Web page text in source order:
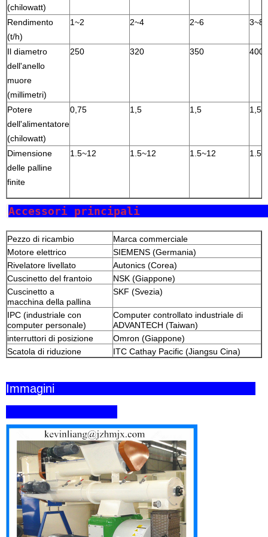
(chilowatt)
Rendimento
(t/h)
1~2 2~4 2~6 3~8
Il diametro
dell'anello
muore
(millimetri)
250 320 350 400
Potere
dell'alimentatore
(chilowatt)
0,75 1,5 1,5 1,5
Dimensione
delle palline
finite
1.5~12 1.5~12 1.5~12
Accessori
Pezzo di ricambio
Marca commerciale
Motore elettrico
SIEMENS (Germania)
Rivelatore livellato
Autonics (Corea)
Cuscinetto del frantoio
NSK (Giappone)
Cuscinetto a
macchina della pallina
SKF (Svezia)
IPC (industriale con
computer personale)
Computer controllato industriale di
ADVANTECH (Taiwan)
interruttori di posizione
Omron (Giappone)
Scatola di riduzione
ITC Cathay Pacific (Jiangsu Cina)
Immagini